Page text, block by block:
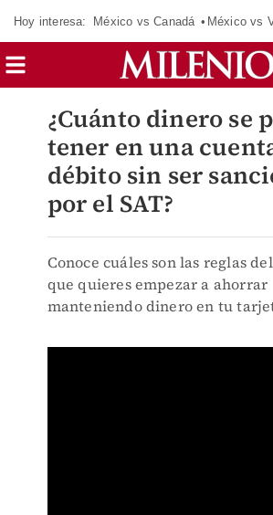
Hoy interesa: México vs Canadá México vs
¿Cuánto dinero se
tener en una
débito sin ser
por el SAT?
Conoce cuáles son las reglas
que quieres empezar a ahorrar
manteniendo dinero en tu